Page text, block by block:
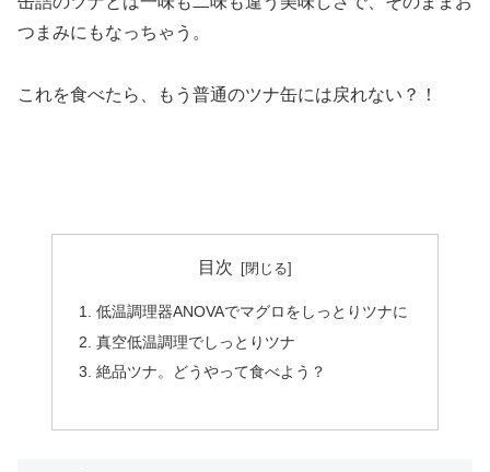
つまみにもなっちゃう。
これを食べたら、もう普通のツナ缶には戻れない？！
目次
低温調理器ANOVAでマグロをしっとりツナに
真空低温調理でしっとりツナ
絶品ツナ。どうやって食べよう？